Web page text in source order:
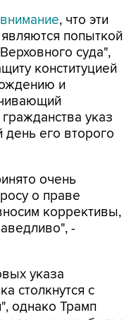
, что эти
попыткой
суда",
конституцией
и
указ
его второго
очень
о праве
коррективы,
-
указа
столкнутся с
однако Трамп